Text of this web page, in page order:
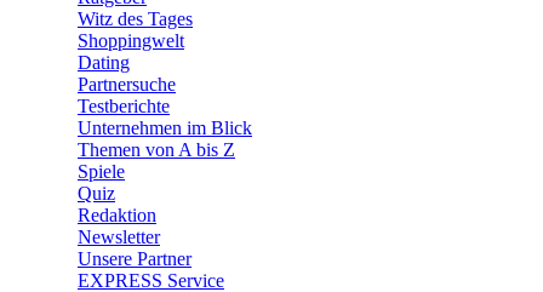
Witz des Tages
Shoppingwelt
Dating
Partnersuche
Testberichte
Unternehmen im Blick
Themen von A bis Z
Spiele
Quiz
Redaktion
Newsletter
Unsere Partner
EXPRESS Service